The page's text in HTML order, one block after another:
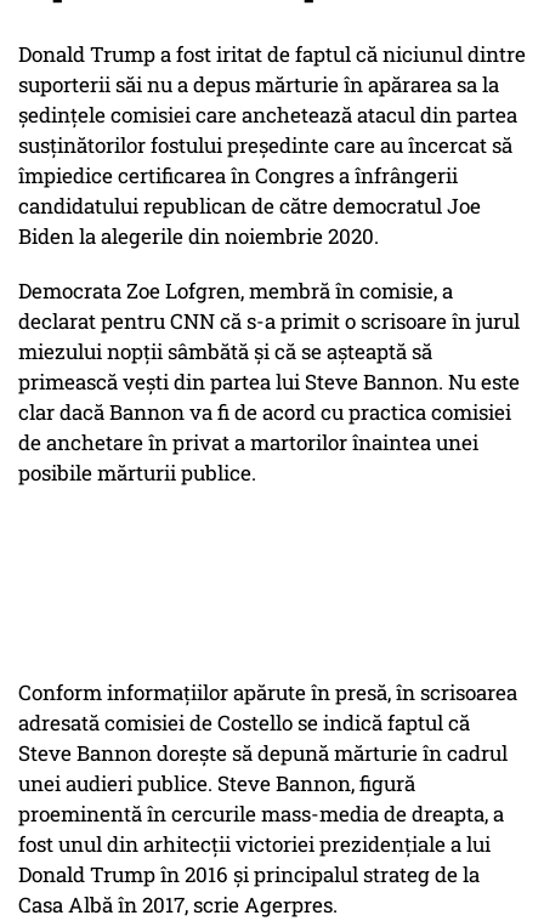
Donald Trump a fost iritat de faptul că niciunul dintre
suporterii săi nu a depus mărturie în apărarea sa la
şedinţele comisiei care anchetează atacul din partea
susţinătorilor fostului preşedinte care au încercat să
împiedice certificarea în Congres a înfrângerii
candidatului republican de către democratul Joe
Biden la alegerile din noiembrie 2020.
Democrata Zoe Lofgren, membră în comisie, a
declarat pentru CNN că s-a primit o scrisoare în jurul
miezului nopţii sâmbătă şi că se aşteaptă să
primească veşti din partea lui Steve Bannon. Nu este
clar dacă Bannon va fi de acord cu practica comisiei
de anchetare în privat a martorilor înaintea unei
posibile mărturii publice.
Conform informaţiilor apărute în presă, în scrisoarea
adresată comisiei de Costello se indică faptul că
Steve Bannon doreşte să depună mărturie în cadrul
unei audieri publice. Steve Bannon, figură
proeminentă în cercurile mass-media de dreapta, a
fost unul din arhitecţii victoriei prezidenţiale a lui
Donald Trump în 2016 şi principalul strateg de la
Casa Albă în 2017, scrie Agerpres.